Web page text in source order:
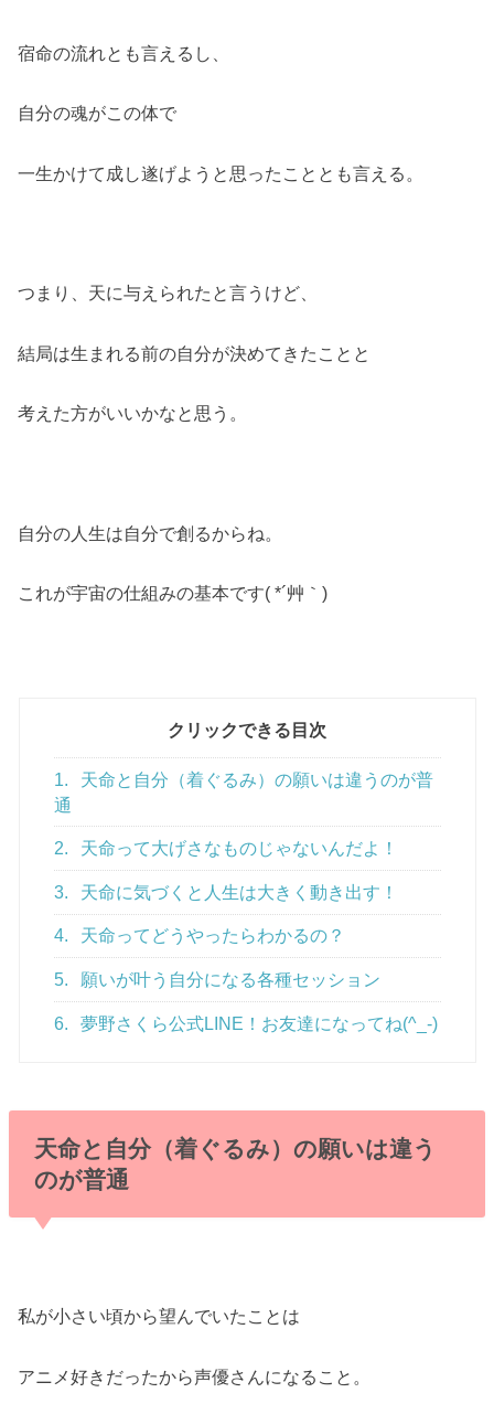
宿命の流れとも言えるし、
自分の魂がこの体で
一生かけて成し遂げようと思ったこととも言える。
つまり、天に与えられたと言うけど、
結局は生まれる前の自分が決めてきたことと
考えた方がいいかなと思う。
自分の人生は自分で創るからね。
これが宇宙の仕組みの基本です( *´艸｀)
クリックできる目次
1.
天命と自分（着ぐるみ）の願いは違うのが普
通
2. 天命って大げさなものじゃないんだよ！
3. 天命に気づくと人生は大きく動き出す！
4. 天命ってどうやったらわかるの？
5. 願いが叶う自分になる各種セッション
6. 夢野さくら公式LINE！お友達になってね(^_-)
天命と自分（着ぐるみ）の願いは違う
のが普通
私が小さい頃から望んでいたことは
アニメ好きだったから声優さんになること。